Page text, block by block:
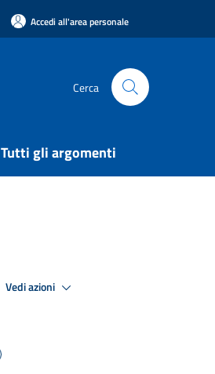
Accedi all'area personale
Cerca
Tutti gli argomenti
Vedi azioni